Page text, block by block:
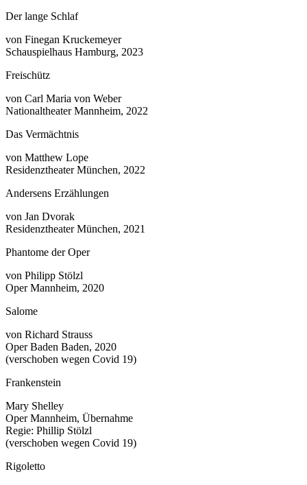
Der lange Schlaf
von Finegan Kruckemeyer
Schauspielhaus Hamburg, 2023
Freischütz
von Carl Maria von Weber
Nationaltheater Mannheim, 2022
Das Vermächtnis
von Matthew Lope
Residenztheater München, 2022
Andersens Erzählungen
von Jan Dvorak
Residenztheater München, 2021
Phantome der Oper
von Philipp Stölzl
Oper Mannheim, 2020
Salome
von Richard Strauss
Oper Baden Baden, 2020
(verschoben wegen Covid 19)
Frankenstein
Mary Shelley
Oper Mannheim, Übernahme
Regie: Phillip Stölzl
(verschoben wegen Covid 19)
Rigoletto